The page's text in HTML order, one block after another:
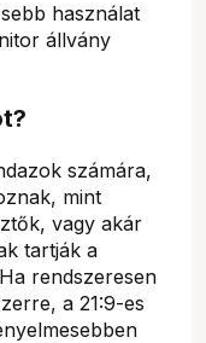
használat
állvány
számára,
mint
vagy akár
tartják a
rendszeresen
a 21:9-es